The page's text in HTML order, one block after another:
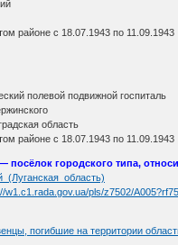
районе с 18.07.1943 по 11.09.1943
полевой подвижной госпиталь
область
районе с 18.07.1943 по 11.09.1943
городского типа,
w1.c1.rada.gov.ua/pls/z7502/
погибшие на территории